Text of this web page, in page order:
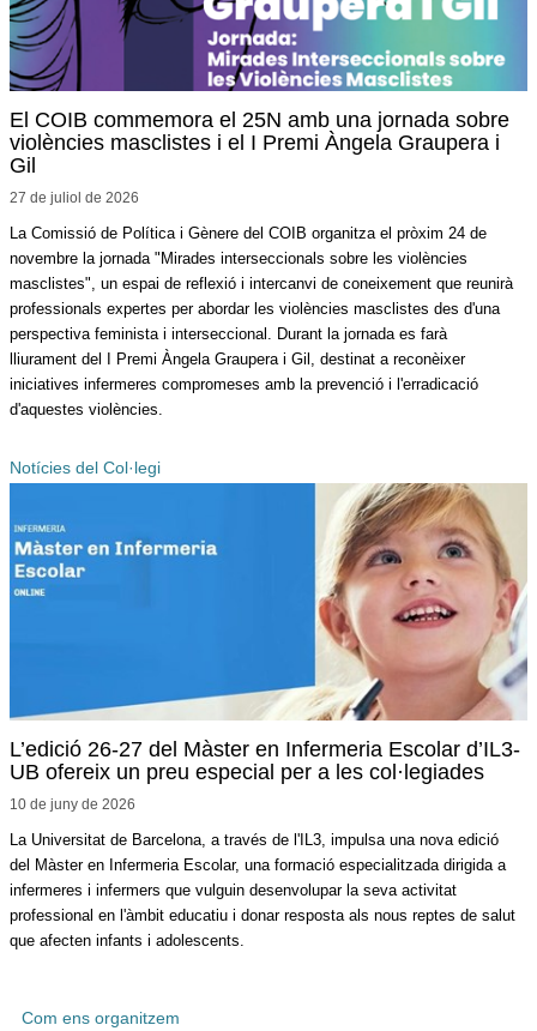
El COIB commemora el 25N amb una jornada sobre
violències masclistes i el I Premi Àngela Graupera i
Gil
27 de juliol de 2026
La Comissió de Política i Gènere del COIB organitza el pròxim 24 de
novembre la jornada "Mirades interseccionals sobre les violències
masclistes", un espai de reflexió i intercanvi de coneixement que reunirà
professionals expertes per abordar les violències masclistes des d'una
perspectiva feminista i interseccional. Durant la jornada es farà
lliurament del I Premi Àngela Graupera i Gil, destinat a reconèixer
iniciatives infermeres compromeses amb la prevenció i l'erradicació
d'aquestes violències.
Notícies del Col·legi
L’edició 26-27 del Màster en Infermeria Escolar d’IL3-
UB ofereix un preu especial per a les col·legiades
10 de juny de 2026
La Universitat de Barcelona, a través de l'IL3, impulsa una nova edició
del Màster en Infermeria Escolar, una formació especialitzada dirigida a
infermeres i infermers que vulguin desenvolupar la seva activitat
professional en l'àmbit educatiu i donar resposta als nous reptes de salut
que afecten infants i adolescents.
Com ens organitzem